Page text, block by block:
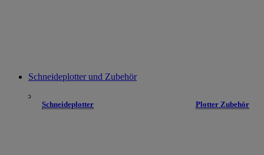
Schneideplotter und Zubehör
Schneideplotter Plotter Zubehör